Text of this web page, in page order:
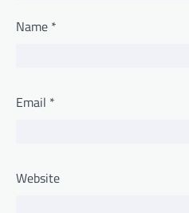
Name *
Email *
Website